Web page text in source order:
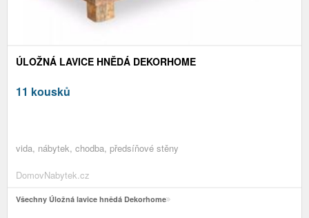
ÚLOŽNÁ LAVICE HNĚDÁ DEKORHOME
11 kousků
vida, nábytek, chodba, předsíňové stěny
DomovNabytek.cz
Všechny Úložná lavice hnědá Dekorhome